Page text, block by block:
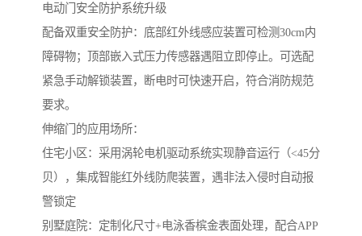
电动门安全防护系统升级‌
配备双重安全防护：底部红外线感应装置可检测30cm内
障碍物；顶部嵌入式压力传感器遇阻立即停止。可选配
紧急手动解锁装置，断电时可快速开启，符合消防规范
要求。
伸缩门的应用场所：
住宅小区‌：采用涡轮电机驱动系统实现静音运行（<45分
贝），集成智能红外线防爬装置，遇非法入侵时自动报
警锁定
‌别墅庭院‌：定制化尺寸+电泳香槟金表面处理，配合APP